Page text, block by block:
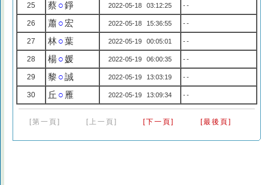
25 蔡○錚 2022-05-18 03:12:25 --
26 蕭○ 宏 2022-05-18 15:36:55 --
27 林○葉 2022-05-19 00:05:01 --
28 楊○媛 2022-05-19 06:00:35 --
29 黎 ○誠 2022-05-19 13:03:19 --
30 丘 ○ 雁 2022-05-19 13:09:34 --
[第一頁] [上一頁] [下一頁] [最後頁]